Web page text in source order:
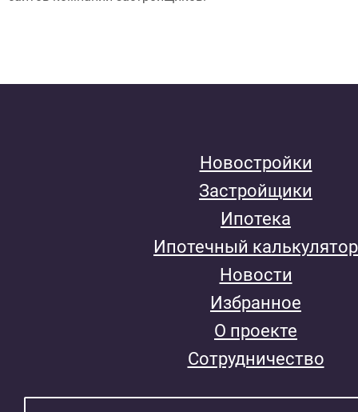
Новостройки
Застройщики
Ипотека
Ипотечный калькулятор
Новости
Избранное
О проекте
Сотрудничество